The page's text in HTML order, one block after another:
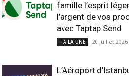
famille l’esprit
l’argent de vos
avec Taptap Send
- A LA UNE 20 juillet 2026
L’Aéroport